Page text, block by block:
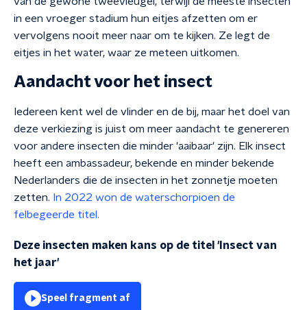
in een vroeger stadium hun eitjes afzetten om er
vervolgens nooit meer naar om te kijken. Ze legt de
eitjes in het water, waar ze meteen uitkomen.
Aandacht voor het insect
Iedereen kent wel de vlinder en de bij, maar het doel van
deze verkiezing is juist om meer aandacht te genereren
voor andere insecten die minder 'aaibaar' zijn. Elk insect
heeft een ambassadeur, bekende en minder bekende
Nederlanders die de insecten in het zonnetje moeten
zetten. In 2022 won de waterschorpioen de
felbegeerde titel.
Deze insecten maken kans op de titel 'Insect van
het jaar'
Speel fragment af